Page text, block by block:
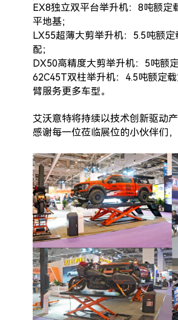
EX8独立双平台举升机：8吨额
平地基；
LX55超薄大剪举升机：5.5吨额
配；
DX50高精度大剪举升机：5吨额
62C45T双柱举升机：4.5吨额定
臂服务更多车型。
艾沃意特将持续以技术创新驱动
感谢每一位莅临展位的小伙伴们